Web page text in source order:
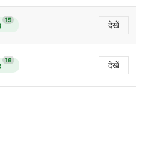
15 देखें
16 देखें